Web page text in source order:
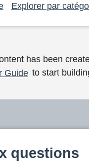
Explorer par
has been
Guide to start
questions